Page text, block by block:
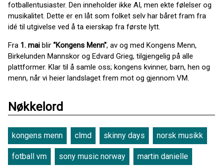
fotballentusiaster. Den inneholder ikke AI, men ekte følelser og
musikalitet. Dette er en låt som folket selv har båret fram fra
idé til utgivelse ved å ta eierskap fra første lytt.
Fra 1. mai blir "Kongens Menn", av og med Kongens Menn,
Birkelunden Mannskor og Edvard Grieg, tilgjengelig på alle
plattformer. Klar til å samle oss; kongens kvinner, barn, hen og
menn, når vi heier landslaget frem mot og gjennom VM.
Nøkkelord
kongens menn clmd skinny days norsk musikk
fotball vm sony music norway martin danielle